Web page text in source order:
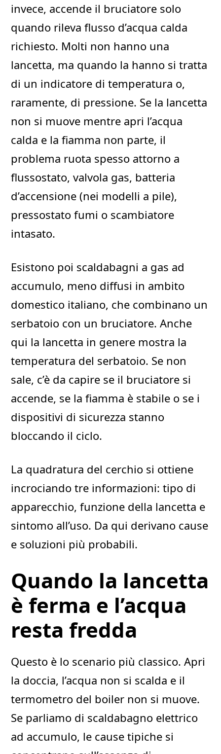
invece, accende il bruciatore solo
quando rileva flusso d’acqua calda
richiesto. Molti non hanno una
lancetta, ma quando la hanno si tratta
di un indicatore di temperatura o,
raramente, di pressione. Se la lancetta
non si muove mentre apri l’acqua
calda e la fiamma non parte, il
problema ruota spesso attorno a
flussostato, valvola gas, batteria
d’accensione (nei modelli a pile),
pressostato fumi o scambiatore
intasato.
Esistono poi scaldabagni a gas ad
accumulo, meno diffusi in ambito
domestico italiano, che combinano un
serbatoio con un bruciatore. Anche
qui la lancetta in genere mostra la
temperatura del serbatoio. Se non
sale, c’è da capire se il bruciatore si
accende, se la fiamma è stabile o se i
dispositivi di sicurezza stanno
bloccando il ciclo.
La quadratura del cerchio si ottiene
incrociando tre informazioni: tipo di
apparecchio, funzione della lancetta e
sintomo all’uso. Da qui derivano cause
e soluzioni più probabili.
Quando la lancetta
è ferma e l’acqua
resta fredda
Questo è lo scenario più classico. Apri
la doccia, l’acqua non si scalda e il
termometro del boiler non si muove.
Se parliamo di scaldabagno elettrico
ad accumulo, le cause tipiche si